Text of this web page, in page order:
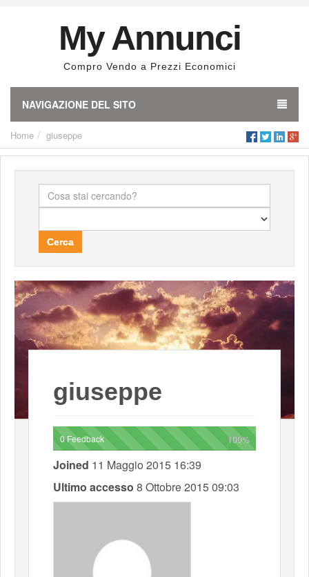
My Annunci
Compro Vendo a Prezzi Economici
NAVIGAZIONE DEL SITO
Home giuseppe
Cerca
giuseppe
0 Feedback 100%
Joined 11 Maggio 2015 16:39
Ultimo accesso 8 Ottobre 2015 09:03